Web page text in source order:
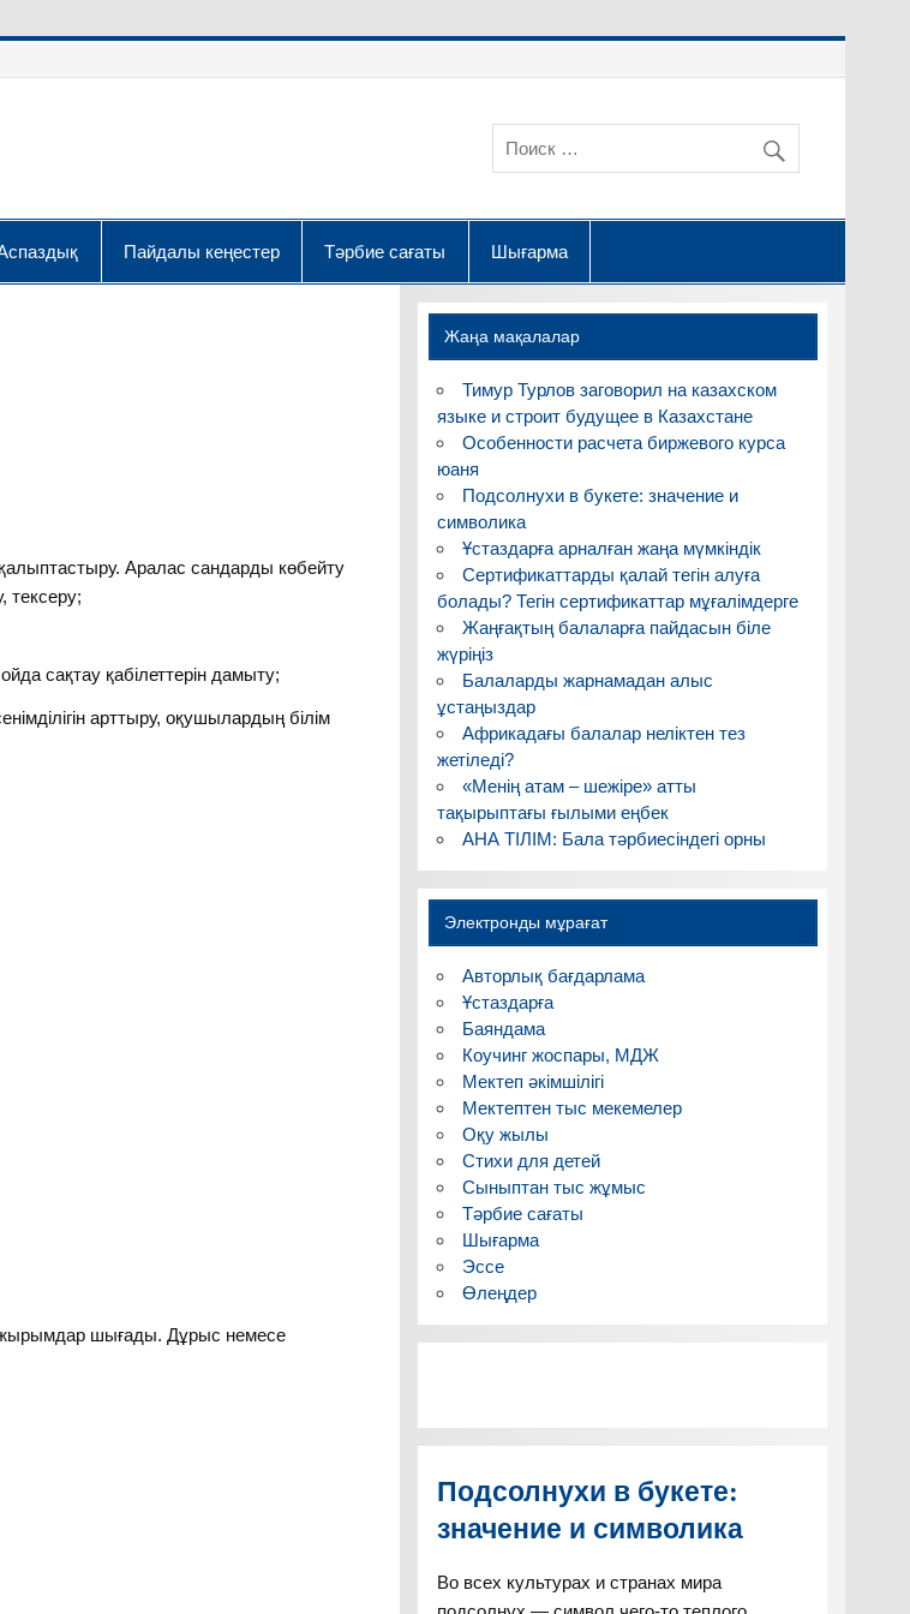
Пайдалы кеңестер Тәрбие сағаты Шығарма
Аралас сандарды көбейту
тексеру;
сақтау қабілеттерін дамыту;
арттыру, оқушылардың білім
шығады. Дұрыс немесе
Жаңа мақалалар
Тимур Турлов заговорил на казахском
языке и строит будущее в Казахстане
Особенности расчета биржевого курса
юаня
Подсолнухи в букете: значение и
символика
Ұстаздарға арналған жаңа мүмкіндік
Сертификаттарды қалай тегін алуға
болады? Тегін сертификаттар мұғалімдерге
Жаңғақтың балаларға пайдасын біле
жүріңіз
Балаларды жарнамадан алыс
ұстаңыздар
Африкадағы балалар неліктен тез
жетіледі?
«Менің атам – шежіре» атты
тақырыптағы ғылыми еңбек
АНА ТІЛІМ: Бала тәрбиесіндегі орны
Электронды мұрағат
Авторлық бағдарлама
Ұстаздарға
Баяндама
Коучинг жоспары, МДЖ
Мектеп әкімшілігі
Мектептен тыс мекемелер
Оқу жылы
Стихи для детей
Сыныптан тыс жұмыс
Тәрбие сағаты
Шығарма
Эссе
Өлеңдер
Подсолнухи в букете:
значение и символика
Во всех культурах и странах мира